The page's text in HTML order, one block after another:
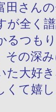
田さん
が全く
るつも
その深
た大好
くて嬉